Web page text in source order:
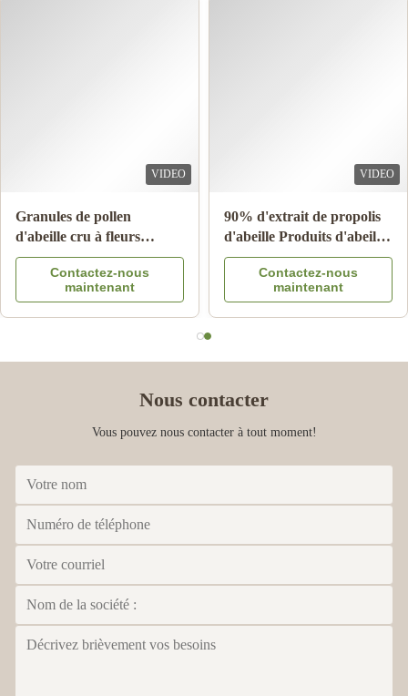
VIDEO
Granules de pollen
d'abeille cru à fleurs
multiples 25 kg Carton
complément alimentaire
Contactez-nous
maintenant
VIDEO
90% d'extrait de propolis
d'abeille Produits d'abeille
pour les soins de santé de
l'étoile d'abeille
Contactez-nous
maintenant
Nous contacter
Vous pouvez nous contacter à tout moment!